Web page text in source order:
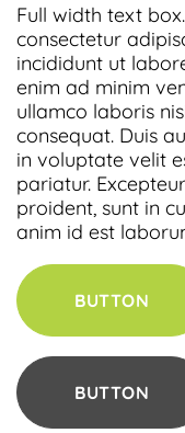
Full width text
consectetur
incididunt ut
enim ad minim
ullamco laboris
consequat. Duis
in voluptate velit
pariatur.
proident, sunt in
anim id est
BUTTON
BUTTON